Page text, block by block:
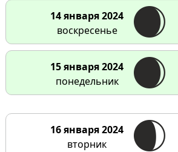
14 января 2024
воскресенье
15 января 2024
понедельник
16 января 2024
вторник